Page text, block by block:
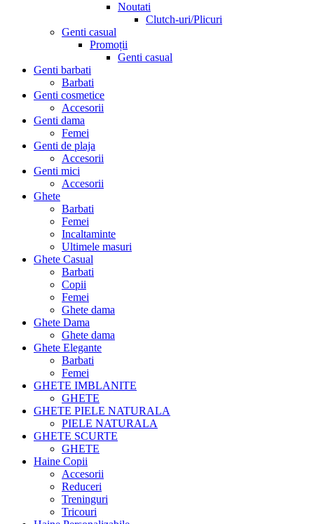
Noutati
Clutch-uri/Plicuri
Genti casual
Promoții
Genti casual
Genti barbati
Barbati
Genti cosmetice
Accesorii
Genti dama
Femei
Genti de plaja
Accesorii
Genti mici
Accesorii
Ghete
Barbati
Femei
Incaltaminte
Ultimele masuri
Ghete Casual
Barbati
Copii
Femei
Ghete dama
Ghete Dama
Ghete dama
Ghete Elegante
Barbati
Femei
GHETE IMBLANITE
GHETE
GHETE PIELE NATURALA
PIELE NATURALA
GHETE SCURTE
GHETE
Haine Copii
Accesorii
Reduceri
Treninguri
Tricouri